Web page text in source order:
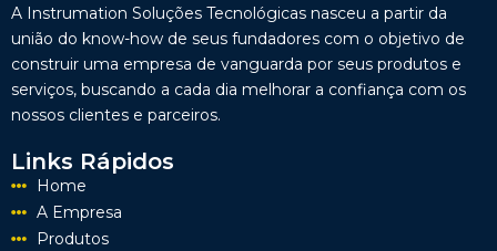
A Instrumation Soluções Tecnológicas nasceu a partir da
união do know-how de seus fundadores com o objetivo de
construir uma empresa de vanguarda por seus produtos e
serviços, buscando a cada dia melhorar a confiança com os
nossos clientes e parceiros.
Links Rápidos
Home
A Empresa
Produtos